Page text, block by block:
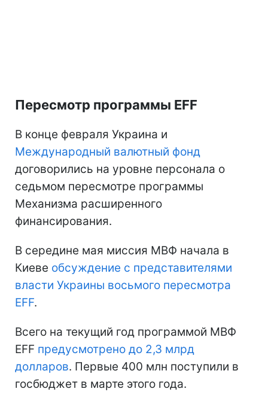
Пересмотр программы EFF
В конце февраля Украина и
Международный валютный фонд
договорились на уровне персонала о
седьмом пересмотре программы
Механизма расширенного
финансирования.
В середине мая миссия МВФ начала в
Киеве обсуждение с представителями
власти Украины восьмого пересмотра
EFF.
Всего на текущий год программой МВФ
EFF предусмотрено до 2,3 млрд
долларов. Первые 400 млн поступили в
госбюджет в марте этого года.